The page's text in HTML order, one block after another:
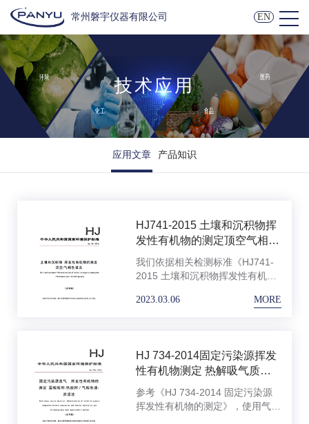
常州磐宇仪器有限公司 EN
技术应用
应用文章 产品知识
HJ741-2015 土壤和沉积物挥
发性有机物的测定顶空气相色
谱法
我们依据相关检测标准《HJ741-
2015 土壤和沉积物挥发性有机物
宇自研的全自动顶空进样器HS-
2023.03.06 MORE
HJ 734-2014固定污染源挥发
性有机物测定 热解吸气质联
用
参考《HJ 734-2014 固定污染源
挥发性有机物的测定》，使用气相